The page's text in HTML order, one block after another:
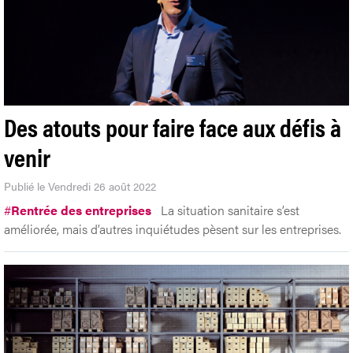
Des atouts pour faire face aux défis à
venir
Publié le Vendredi 26 août 2022
#Rentrée des entreprises La situation sanitaire s’est
améliorée, mais d’autres inquiétudes pèsent sur les entreprises.